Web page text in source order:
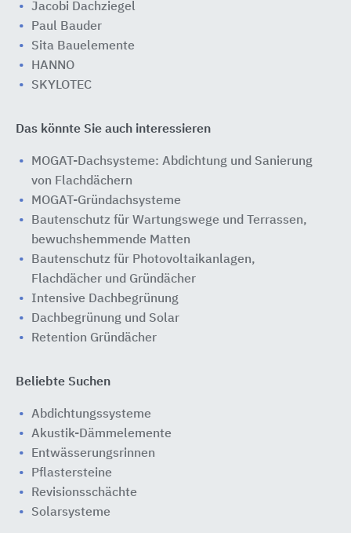
Jacobi Dachziegel
Paul Bauder
Sita Bauelemente
HANNO
SKYLOTEC
Das könnte Sie auch interessieren
MOGAT-Dachsysteme: Abdichtung und Sanierung
von Flachdächern
MOGAT-Gründachsysteme
Bautenschutz für Wartungswege und Terrassen,
bewuchshemmende Matten
Bautenschutz für Photovoltaikanlagen,
Flachdächer und Gründächer
Intensive Dachbegrünung
Dachbegrünung und Solar
Retention Gründächer
Beliebte Suchen
Abdichtungssysteme
Akustik-Dämmelemente
Entwässerungsrinnen
Pflastersteine
Revisionsschächte
Solarsysteme